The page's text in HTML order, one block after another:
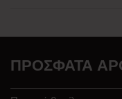
ΠΡΌΣΦΑΤΑ